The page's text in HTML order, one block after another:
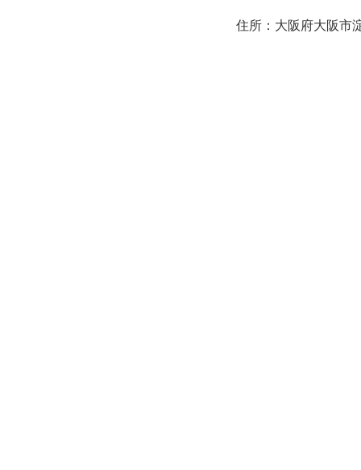
住所：大阪府大阪市